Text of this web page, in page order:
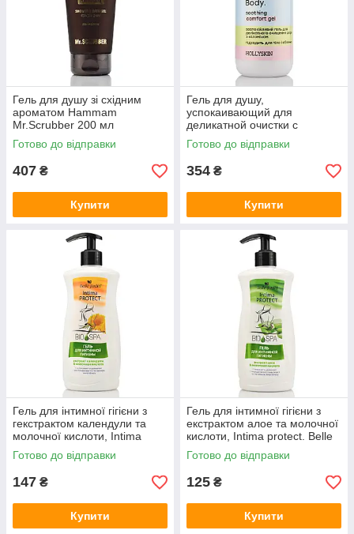
Гель для душу зі східним
ароматом Hammam
Mr.Scrubber 200 мл
Готово до відправки
407 ₴
Купити
Гель для душу,
успокаивающий для
деликатной очистки с
каламином Calamine Body
Soothing Comfort Gel
Готово до відправки
354 ₴
Купити
Гель для інтимної гігієни з
гекстрактом календули та
молочної кислоти, Intima
protect. Belle Jardin, 500 ml
Готово до відправки
147 ₴
Купити
Гель для інтимної гігієни з
екстрактом алое та молочної
кислоти, Intima protect. Belle
Jardin, 500 ml
Готово до відправки
125 ₴
Купити